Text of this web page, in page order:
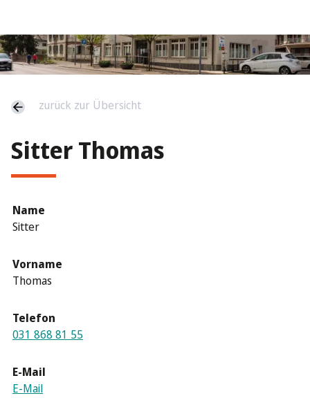
zurück zur Übersicht
Sitter Thomas
Name
Sitter
Vorname
Thomas
Telefon
031 868 81 55
E-Mail
E-Mail